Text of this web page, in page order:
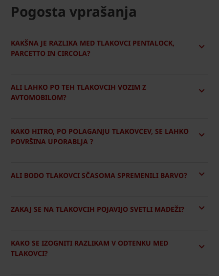
Pogosta vprašanja
KAKŠNA JE RAZLIKA MED TLAKOVCI PENTALOCK,
PARCETTO IN CIRCOLA?
ALI LAHKO PO TEH TLAKOVCIH VOZIM Z
AVTOMOBILOM?
KAKO HITRO, PO POLAGANJU TLAKOVCEV, SE LAHKO
POVRŠINA UPORABLJA ?
ALI BODO TLAKOVCI SČASOMA SPREMENILI BARVO?
ZAKAJ SE NA TLAKOVCIH POJAVIJO SVETLI MADEŽI?
KAKO SE IZOGNITI RAZLIKAM V ODTENKU MED
TLAKOVCI?